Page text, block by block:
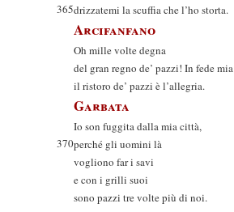
365drizzatemi la scuffia che l’ho storta.
Arcifanfano
Oh mille volte degna
del gran regno de’ pazzi! In fede mia
il ristoro de’ pazzi è l’allegria.
Garbata
Io son fuggita dalla mia città,
370perché gli uomini là
vogliono far i savi
e con i grilli suoi
sono pazzi tre volte più di noi.